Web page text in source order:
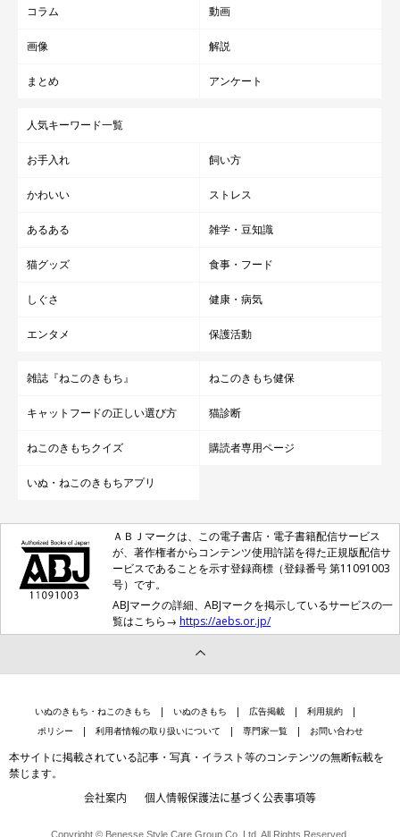
コラム 動画
画像 解説
まとめ アンケート
人気キーワード一覧
お手入れ 飼い方
かわいい ストレス
あるある 雑学・豆知識
猫グッズ 食事・フード
しぐさ 健康・病気
エンタメ 保護活動
雑誌『ねこのきもち』 ねこのきもち健保
キャットフードの正しい選び方 猫診断
ねこのきもちクイズ 購読者専用ページ
いぬ・ねこのきもちアプリ
ＡＢＪマークは、この電子書店・電子書籍配信サービス
が、著作権者からコンテンツ使用許諾を得た正規版配信サ
ービスであることを示す登録商標（登録番号 第11091003
号）です。
ABJマークの詳細、ABJマークを掲示しているサービスの一
覧はこちら→ https://aebs.or.jp/
いぬのきもち・ねこのきもち いぬのきもち 広告掲載
利用規約
ポリシー
利用者情報の取り扱いについて 専門家一覧 お問い合わせ
本サイトに掲載されている記事・写真・イラスト等のコンテンツの無断転載を
禁じます。
会社案内 個人情報保護法に基づく公表事項等
Copyright © Benesse Style Care Group Co.,Ltd. All Rights Reserved.